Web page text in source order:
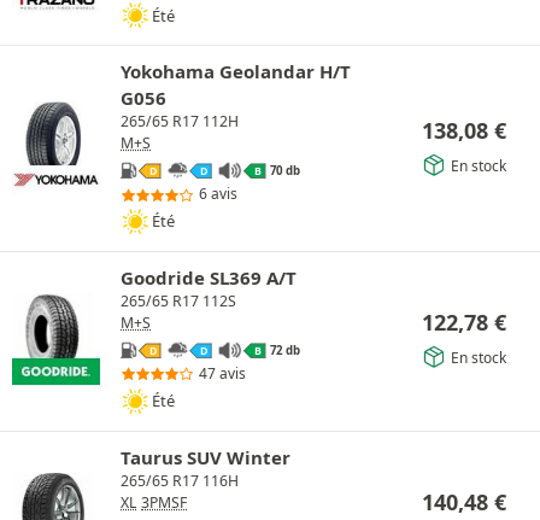
Été
Yokohama Geolandar H/T
G056
265/65 R17 112H
M+S
D D B 70 db
6 avis
Été
138,08 €
En stock
Goodride SL369 A/T
265/65 R17 112S
M+S
D D B 72 db
47 avis
Été
122,78 €
En stock
Taurus SUV Winter
265/65 R17 116H
XL 3PMSF 140,48 €